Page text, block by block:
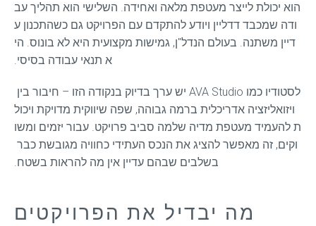
הוא יכולת לייצר מעטפת מלאה ואחידה. השלישי הוא תהליך עב
ודה שמכבד דדליין ויודע להתקדם עם הפרויקט גם כשהתכנון ע
דיין משתנה. בעולם הנדל"ן, גמישות מקצועית היא לא בונוס. הי
א תנאי עבודה בסיסי.
ויזואליזציה אדריכלית ברמה גבוהה, שפה שיווקית מדויקת ויכול
ת להעמיד מעטפת מדיה שלמה סביב פרויקט. עבור יזמים ומשו
בשלבים שבהם עדיין אין מה להראות בשטח.
מה יבדיל את הפרויקטים